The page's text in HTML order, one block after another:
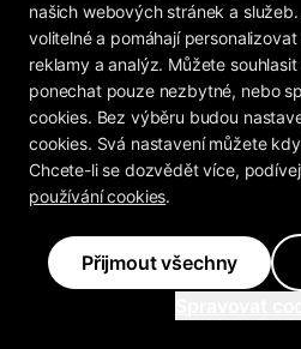
kontaktní data publikovaná
toho, aby byla
nízkoriziková, jak jen data
opravdu dostane do
oslovování, ne sběr:
spamování
pravidel CAN-SPAM, GDPR
kanálech. Kontaktujte firmy
kontaktních bodech, ctěte
našich webových stránek a
volitelné a pomáhají
reklamy a analýz. Můžete
ponechat pouze nezbytné, nebo
cookies. Bez výběru budou
cookies. Svá nastavení můžete
Chcete-li se dozvědět více,
používání cookies.
Přijmout všechny